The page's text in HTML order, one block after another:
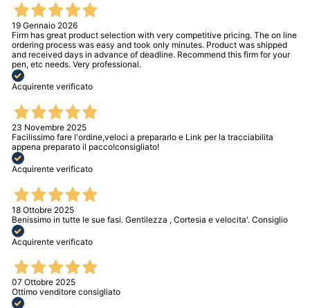
19 Gennaio 2026
Firm has great product selection with very competitive pricing. The on line
ordering process was easy and took only minutes. Product was shipped
and received days in advance of deadline. Recommend this firm for your
pen, etc needs. Very professional.
Acquirente verificato
23 Novembre 2025
Facilissimo fare l'ordine,veloci a prepararlo e Link per la tracciabilita
appena preparato il pacco!consigliato!
Acquirente verificato
18 Ottobre 2025
Benissimo in tutte le sue fasi. Gentilezza , Cortesia e velocita'. Consiglio
Acquirente verificato
07 Ottobre 2025
Ottimo venditore consigliato